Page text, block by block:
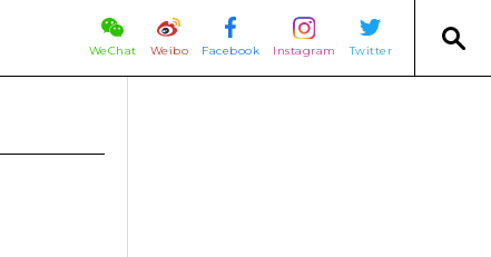
WeChat Weibo Facebook Instagram Twitter